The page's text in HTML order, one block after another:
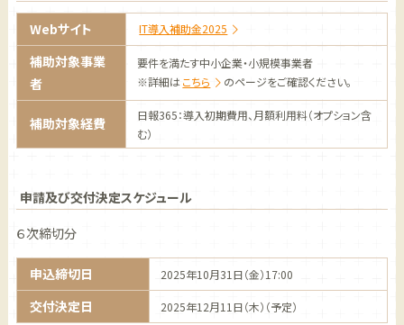
Webサイト IT導入補助金2025
補助対象事業
者
要件を満たす中小企業・小規模事業者
※詳細は こちら のページをご確認ください。
補助対象経費
日報365：導入初期費用、月額利用料（オプション含
む）
申請及び交付決定スケジュール
６次締切分
申込締切日 2025年10月31日（金）17:00
交付決定日 2025年12月11日（木）（予定）